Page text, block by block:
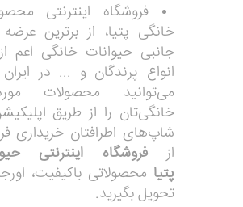
فروشگاه اینترنتی
خانگی پتیا، از برترین عرضه
جانبی حیوانات خانگی اعم
انواع پرندگان و ... در
می‌توانید محصولات
خانگی‌تان را از طریق
شاپ‌های اطرافتان خریداری
ازفروشگاه اینترنتی
پتیا محصولاتی باکیفیت،
تحویل بگیرید.